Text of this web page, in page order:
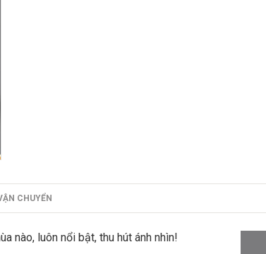
CHUYỂN
nào, luôn nổi bật, thu hút ánh nhìn!